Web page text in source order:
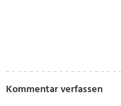
Kommentar verfassen